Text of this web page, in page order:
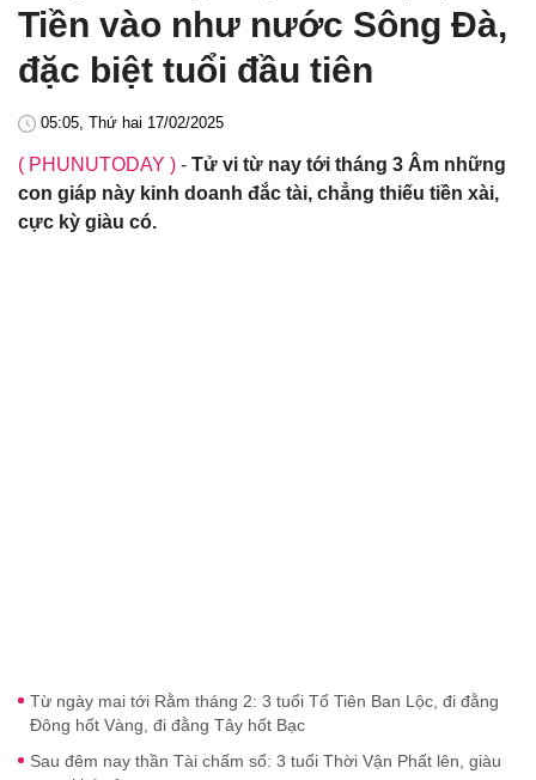
Tiền vào như nước Sông Đà,
đặc biệt tuổi đầu tiên
05:05, Thứ hai 17/02/2025
( PHUNUTODAY ) - Tử vi từ nay tới tháng 3 Âm những
con giáp này kinh doanh đắc tài, chẳng thiếu tiền xài,
cực kỳ giàu có.
Từ ngày mai tới Rằm tháng 2: 3 tuổi Tổ Tiên Ban Lộc, đi đằng
Đông hốt Vàng, đi đằng Tây hốt Bạc
Sau đêm nay thần Tài chấm sổ: 3 tuổi Thời Vận Phất lên, giàu